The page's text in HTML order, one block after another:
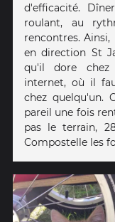
d'efficacité.
roulant, au
rencontres.
en direction St
qu'il dore chez
internet, où il
chez quelqu'un.
pareil une fois
pas le terrain,
Compostelle les